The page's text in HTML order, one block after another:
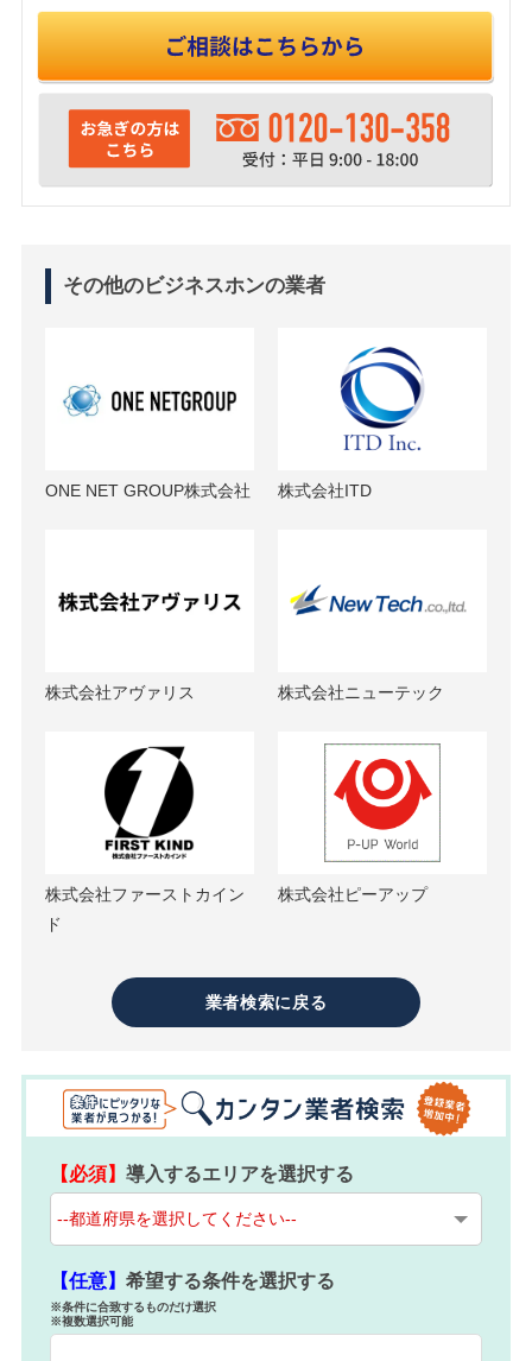
その他のビジネスホンの業者
ONE NET GROUP株式会社 株式会社ITD
株式会社アヴァリス 株式会社ニューテック
株式会社ファーストカイン
ド
株式会社ピーアップ
業者検索に戻る
【必須】導入するエリアを選択する
【任意】希望する条件を選択する
※条件に合致するものだけ選択
※複数選択可能